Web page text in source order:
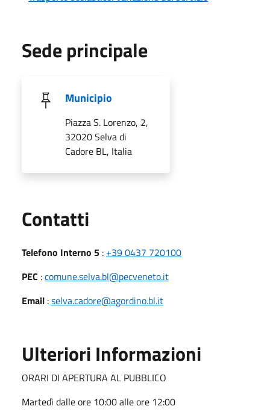
Sede principale
Municipio
Piazza S. Lorenzo, 2,
32020 Selva di
Cadore BL, Italia
Contatti
Telefono Interno 5 : +39 0437 720100
PEC :comune.selva.bl@pecveneto.it
Email :selva.cadore@agordino.bl.it
Ulteriori Informazioni
ORARI DI APERTURA AL PUBBLICO
Martedì dalle ore 10:00 alle ore 12:00